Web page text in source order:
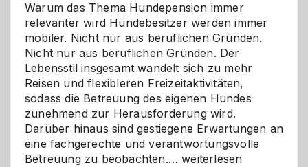
Warum das Thema Hundepension immer
relevanter wird Hundebesitzer werden immer
mobiler. Nicht nur aus beruflichen Gründen.
Nicht nur aus beruflichen Gründen. Der
Lebensstil insgesamt wandelt sich zu mehr
Reisen und flexibleren Freizeitaktivitäten,
sodass die Betreuung des eigenen Hundes
zunehmend zur Herausforderung wird.
Darüber hinaus sind gestiegene Erwartungen an
eine fachgerechte und verantwortungsvolle
Betreuung zu beobachten.…Betreuung
weiterlesen